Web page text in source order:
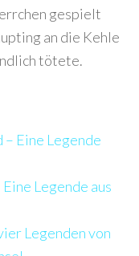
gespielt
an die Kehle
tötete.
Legende aus